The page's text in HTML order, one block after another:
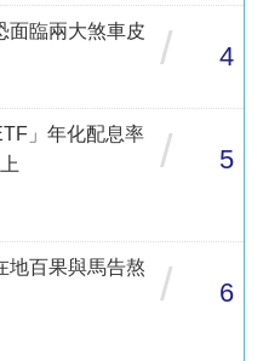
臨兩大煞車皮
/ 4
」年化配息率
/ 5
百果與馬告熬
/ 6